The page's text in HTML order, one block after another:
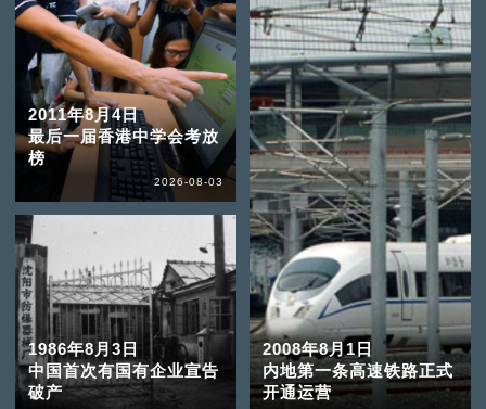
2011年8月4日
最后一届香港中学会考放
榜
2026-08-03
1986年8月3日
中国首次有国有企业宣告
破产
2008年8月1日
内地第一条高速铁路正式
开通运营